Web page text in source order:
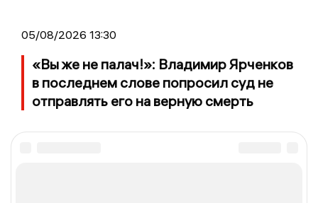
05/08/2026 13:30
«Вы же не палач!»: Владимир Ярченков
в последнем слове попросил суд не
отправлять его на верную смерть